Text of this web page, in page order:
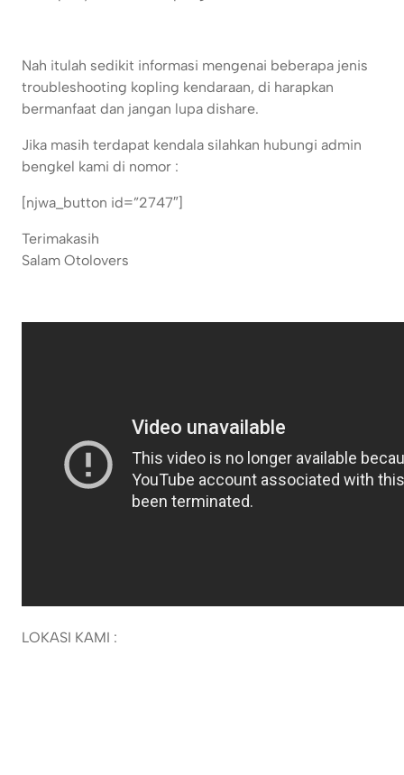
Nah itulah sedikit informasi mengenai beberapa jenis
troubleshooting kopling kendaraan, di harapkan
bermanfaat dan jangan lupa dishare.
Jika masih terdapat kendala silahkan hubungi admin
bengkel kami di nomor :
[njwa_button id=”2747″]
Terimakasih
Salam Otolovers
LOKASI KAMI :